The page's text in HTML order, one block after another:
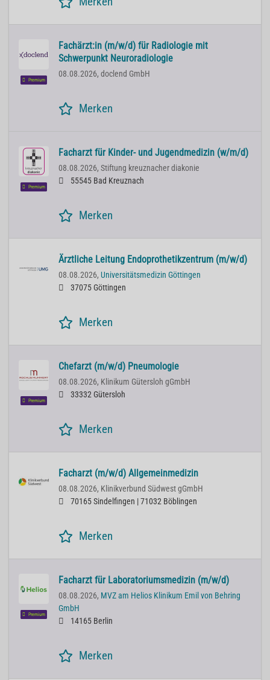
Premium
Fachärzt:in (m/w/d) für Radiologie mit
Schwerpunkt Neuroradiologie
08.08.2026, doclend GmbH
Merken
Premium
Facharzt für Kinder- und Jugendmedizin (w/m/d)
08.08.2026, Stiftung kreuznacher diakonie
55545 Bad Kreuznach
Merken
Ärztliche Leitung Endoprothetikzentrum (m/w/d)
08.08.2026, Universitätsmedizin Göttingen
37075 Göttingen
Merken
Premium
Chefarzt (m/w/d) Pneumologie
08.08.2026, Klinikum Gütersloh gGmbH
33332 Gütersloh
Merken
Facharzt (m/w/d) Allgemeinmedizin
08.08.2026, Klinikverbund Südwest gGmbH
70165 Sindelfingen | 71032 Böblingen
Merken
Premium
Facharzt für Laboratoriumsmedizin (m/w/d)
08.08.2026, MVZ am Helios Klinikum Emil von Behring
GmbH
14165 Berlin
Merken